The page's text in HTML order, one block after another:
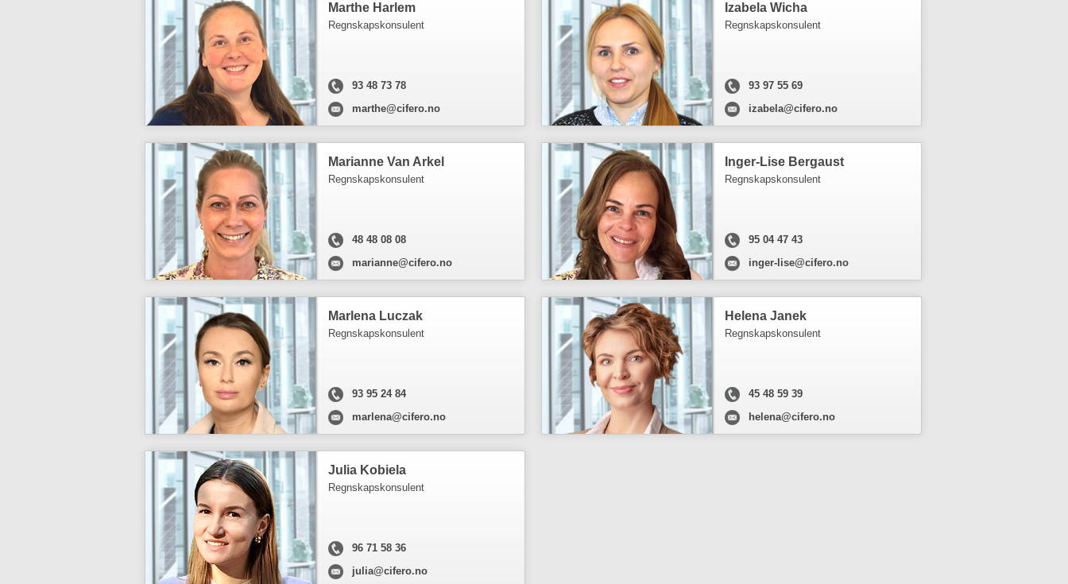
Marthe Harlem
Regnskapskonsulent
93 48 73 78
marthe@cifero.no
Izabela Wicha
Regnskapskonsulent
93 97 55 69
izabela@cifero.no
Marianne Van Arkel
Regnskapskonsulent
48 48 08 08
marianne@cifero.no
Inger-Lise Bergaust
Regnskapskonsulent
95 04 47 43
inger-lise@cifero.no
Marlena Luczak
Regnskapskonsulent
93 95 24 84
marlena@cifero.no
Helena Janek
Regnskapskonsulent
45 48 59 39
helena@cifero.no
Julia Kobiela
Regnskapskonsulent
96 71 58 36
julia@cifero.no